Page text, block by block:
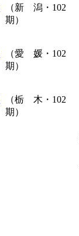
（新 潟・102
期）
（愛 媛・102
期）
（栃 木・102
期）